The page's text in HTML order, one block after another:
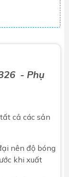
- Phụ
cả các sản
nên độ bóng
khi xuất